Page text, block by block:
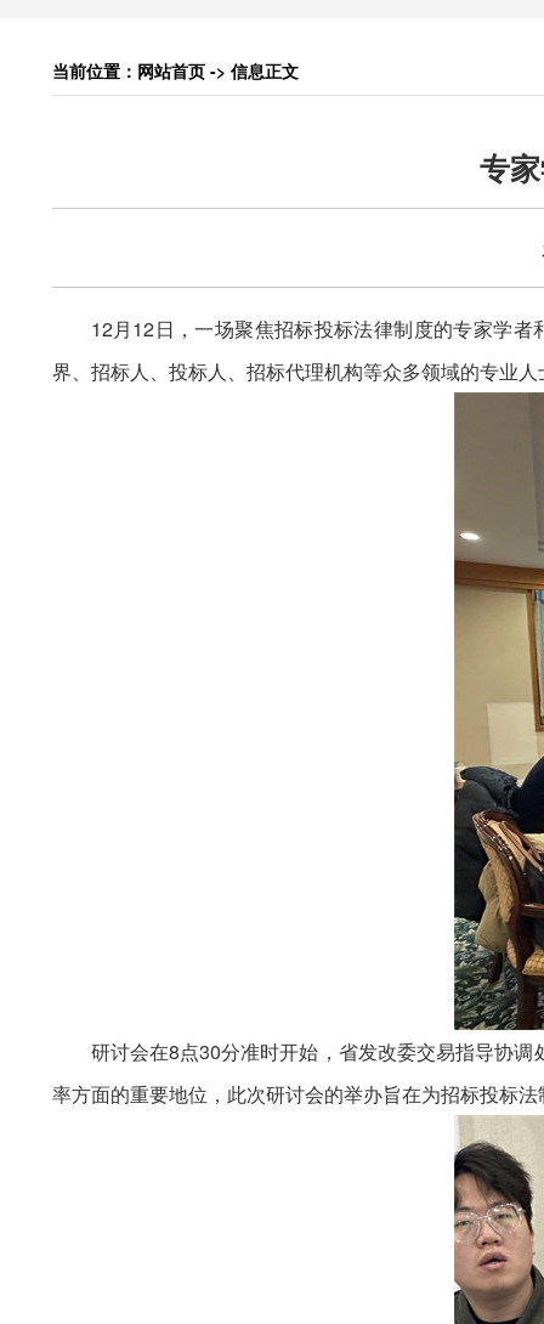
当前位置：网站首页 -> 信息正文
专
12月12日，一场聚焦招标投标法律制度的专家学
界、招标人、投标人、招标代理机构等众多领域的专业
研讨会在8点30分准时开始，省发改委交易指导协
率方面的重要地位，此次研讨会的举办旨在为招标投标